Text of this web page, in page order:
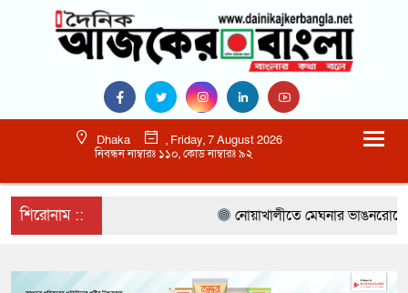
Dhaka
, Friday, 7 August 2026
নিবন্ধন নাম্বারঃ ১১০, কোড নাম্বারঃ ৯২
শিরোনাম :: নোয়াখালীতে মেঘনার ভাঙনরোধে